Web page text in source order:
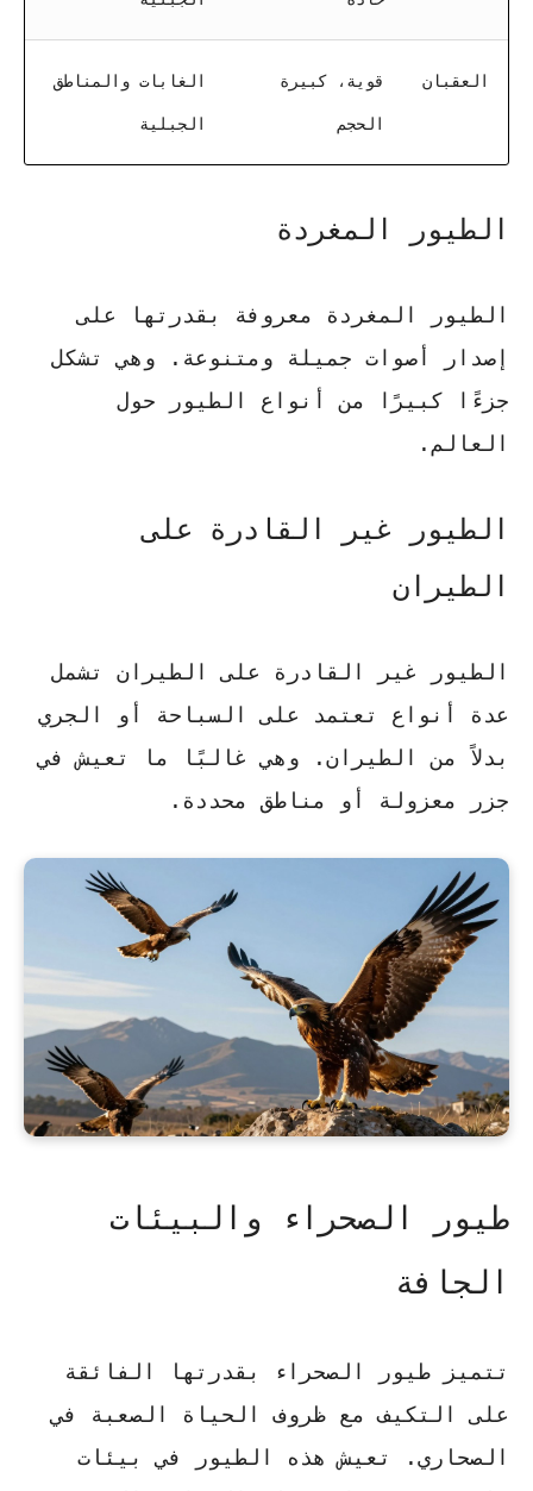
العقبان قوية، كبيرة
الحجم
الغابات والمناطق
الجبلية
الطيور المغردة
الطيور المغردة معروفة بقدرتها على
إصدار أصوات جميلة ومتنوعة. وهي تشكل
جزءًا كبيرًا من
أنواع الطيور
حول
العالم.
الطيور غير القادرة على
الطيران
الطيور غير القادرة على الطيران تشمل
عدة أنواع تعتمد على السباحة أو الجري
بدلاً من الطيران. وهي غالبًا ما تعيش في
جزر معزولة أو مناطق محددة.
طيور الصحراء والبيئات
الجافة
تتميز طيور الصحراء
بقدرتها الفائقة
على التكيف مع ظروف الحياة الصعبة في
الصحاري. تعيش هذه الطيور في بيئات